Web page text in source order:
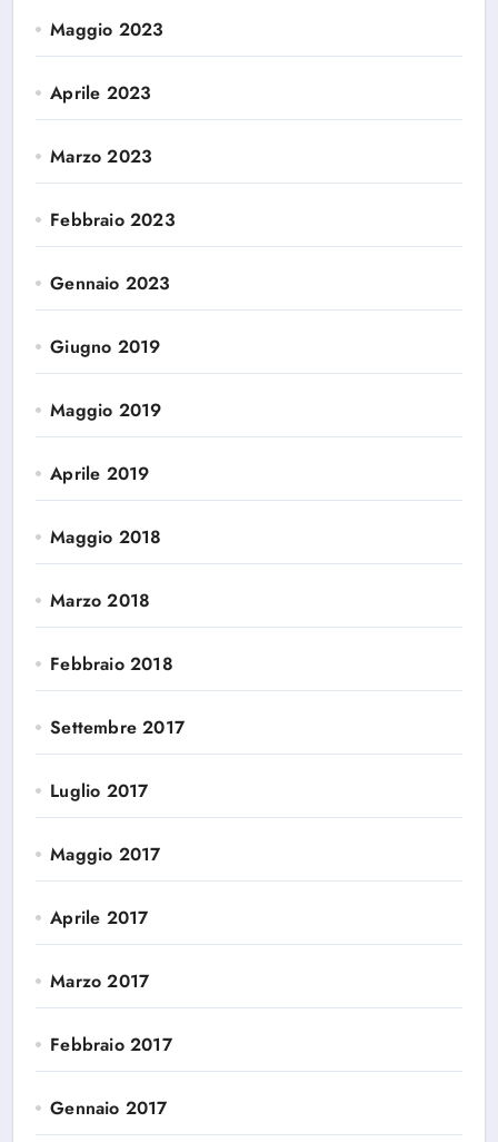
Maggio 2023
Aprile 2023
Marzo 2023
Febbraio 2023
Gennaio 2023
Giugno 2019
Maggio 2019
Aprile 2019
Maggio 2018
Marzo 2018
Febbraio 2018
Settembre 2017
Luglio 2017
Maggio 2017
Aprile 2017
Marzo 2017
Febbraio 2017
Gennaio 2017